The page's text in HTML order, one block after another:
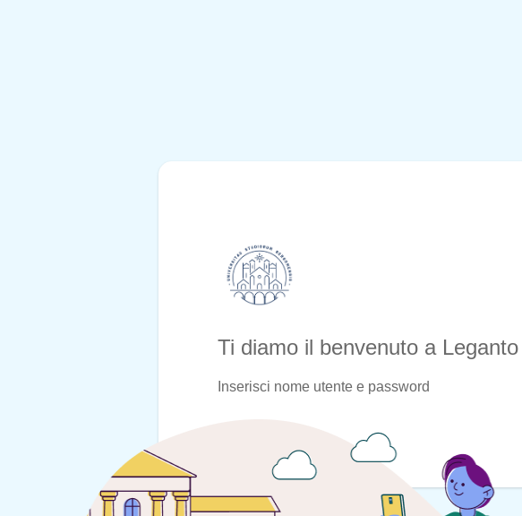
Ti diamo il benvenuto a Leganto
Inserisci nome utente e password